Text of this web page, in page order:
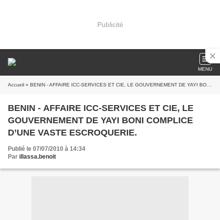
Publicité
MENU
Accueil » BENIN - AFFAIRE ICC-SERVICES ET CIE, LE GOUVERNEMENT DE YAYI BONI COMPLICE D’UNE VASTE ESCROQUERIE.
BENIN - AFFAIRE ICC-SERVICES ET CIE, LE
GOUVERNEMENT DE YAYI BONI COMPLICE
D’UNE VASTE ESCROQUERIE.
Publié le 07/07/2010 à 14:34
Par illassa.benoit